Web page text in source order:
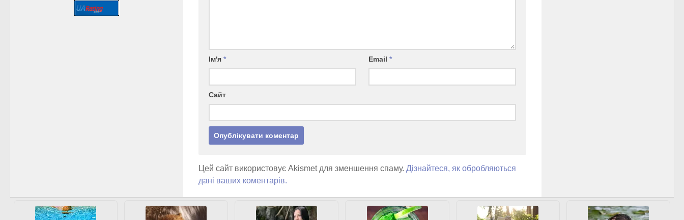
Ім'я * Email*
Сайт
Цей сайт використовує Akismet для зменшення спаму. Дізнайтеся, як обробляються
дані ваших коментарів.